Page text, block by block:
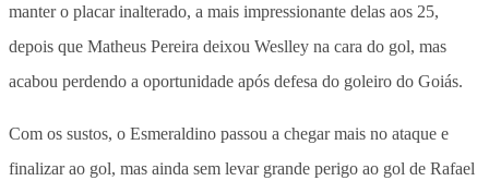
manter o placar inalterado, a mais impressionante delas aos 25,
depois que Matheus Pereira deixou Weslley na cara do gol, mas
acabou perdendo a oportunidade após defesa do goleiro do Goiás.
Com os sustos, o Esmeraldino passou a chegar mais no ataque e
finalizar ao gol, mas ainda sem levar grande perigo ao gol de Rafael